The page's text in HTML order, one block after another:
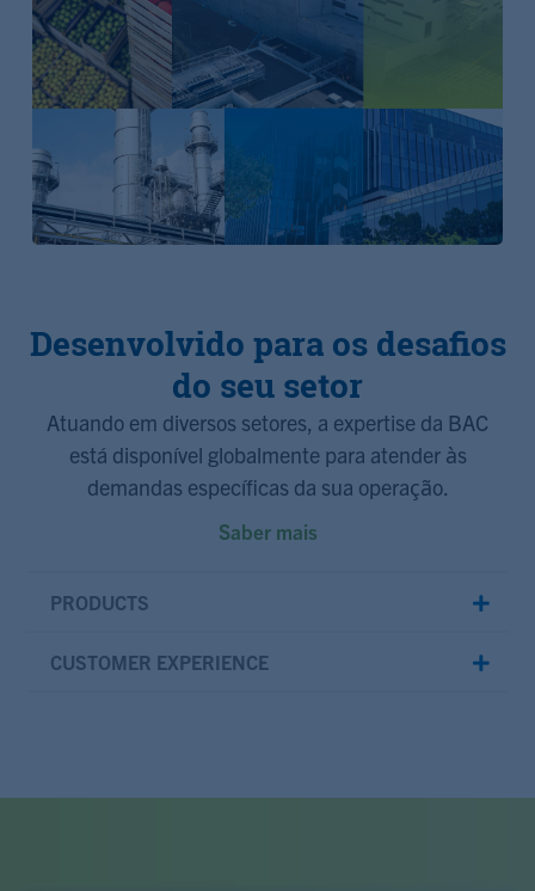
Desenvolvido para os desafios
do seu setor
Atuando em diversos setores, a expertise da BAC
está disponível globalmente para atender às
demandas específicas da sua operação.
Saber mais
PRODUCTS
CUSTOMER EXPERIENCE